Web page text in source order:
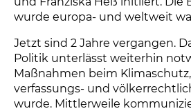
wurde europa- und weltweit
Jetzt sind 2 Jahre vergangen.
Politik unterlässt weiterhin
Maßnahmen beim
verfassungs- und
wurde. Mittlerweile